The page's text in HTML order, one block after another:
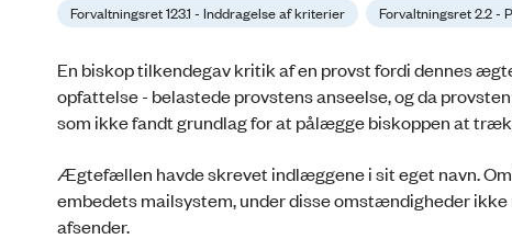
Forvaltningsret 123.1 - Inddragelse af kriterier
Forvaltningsret 2.2 -
En biskop tilkendegav kritik af en provst fordi dennes
opfattelse - belastede provstens anseelse, og da
som ikke fandt grundlag for at pålægge biskoppen at
Ægtefællen havde skrevet indlæggene i sit eget navn.
embedets mailsystem, under disse omstændigheder
afsender.